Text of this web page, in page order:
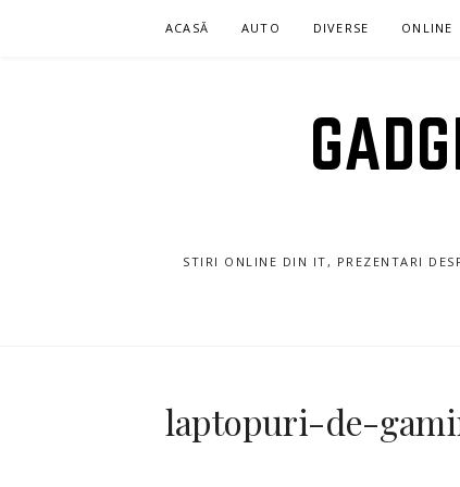
ACASĂ AUTO DIVERSE ONLINE
STIRI ONLINE DIN IT, PREZENTARI
laptopuri-de-